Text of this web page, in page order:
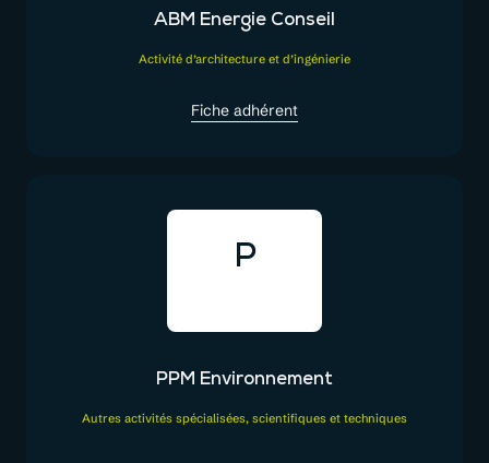
ABM Energie Conseil
Activité d’architecture et d’ingénierie
Fiche adhérent
P
PPM Environnement
Autres activités spécialisées, scientifiques et techniques